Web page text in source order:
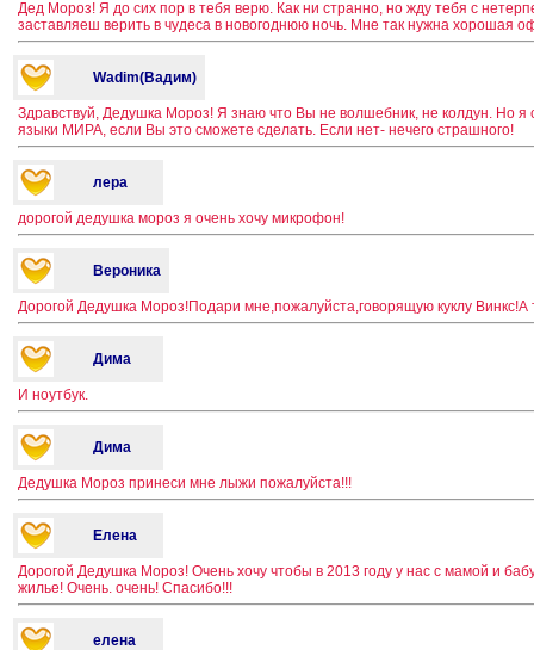
Дед Мороз! Я до сих пор в тебя верю. Как ни странно, но жду тебя с
заставляеш верить в чудеса в новогоднюю ночь. Мне так нужна хорошая
Wadim(Вадим)
Здравствуй, Дедушка Мороз! Я знаю что Вы не волшебник, не колдун. Но я
языки МИРА, если Вы это сможете сделать. Если нет- нечего страшного!
лера
дорогой дедушка мороз я очень хочу микрофон!
Вероника
Дорогой Дедушка Мороз!Подари мне,пожалуйста,говорящую куклу
Дима
И ноутбук.
Дима
Дедушка Мороз принеси мне лыжи пожалуйста!!!
Елена
Дорогой Дедушка Мороз! Очень хочу чтобы в 2013 году у нас с мамой и
жилье! Очень. очень! Спасибо!!!
елена